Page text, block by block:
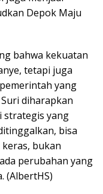
Depok Maju
bahwa kekuatan
tetapi juga
yang
diharapkan
strategis yang
bisa
bukan
perubahan yang
(AlbertHS)